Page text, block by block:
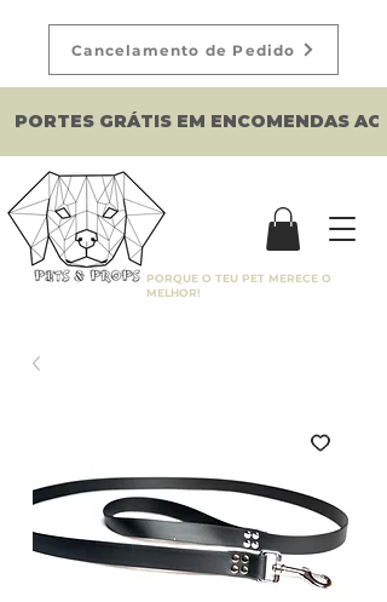
PORQUE O TEU PET MERECE O
MELHOR!
PORTES GRÁTIS EM ENCOMENDAS
Cancelamento de Pedido